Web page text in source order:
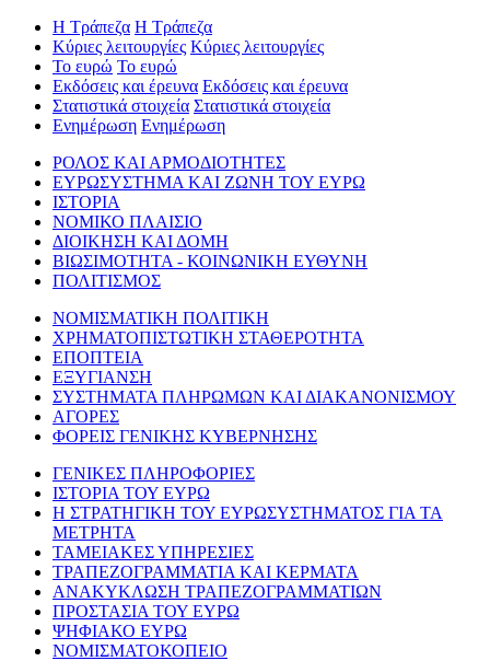
Η Τράπεζα Η Τράπεζα
Κύριες λειτουργίες Κύριες λειτουργίες
Το ευρώ Το ευρώ
Εκδόσεις και έρευνα Εκδόσεις και έρευνα
Στατιστικά στοιχεία Στατιστικά στοιχεία
Ενημέρωση Ενημέρωση
ΡΟΛΟΣ ΚΑΙ ΑΡΜΟΔΙΟΤΗΤΕΣ
ΕΥΡΩΣΥΣΤΗΜΑ ΚΑΙ ΖΩΝΗ ΤΟΥ ΕΥΡΩ
ΙΣΤΟΡΙΑ
ΝΟΜΙΚΟ ΠΛΑΙΣΙΟ
ΔΙΟΙΚΗΣΗ ΚΑΙ ΔΟΜΗ
ΒΙΩΣΙΜΟΤΗΤΑ - ΚΟΙΝΩΝΙΚΗ ΕΥΘΥΝΗ
ΠΟΛΙΤΙΣΜΟΣ
ΝΟΜΙΣΜΑΤΙΚΗ ΠΟΛΙΤΙΚΗ
ΧΡΗΜΑΤΟΠΙΣΤΩΤΙΚΗ ΣΤΑΘΕΡΟΤΗΤΑ
ΕΠΟΠΤΕΙΑ
ΕΞΥΓΙΑΝΣΗ
ΣΥΣΤΗΜΑΤΑ ΠΛΗΡΩΜΩΝ ΚΑΙ ΔΙΑΚΑΝΟΝΙΣΜΟΥ
ΑΓΟΡΕΣ
ΦΟΡΕΙΣ ΓΕΝΙΚΗΣ ΚΥΒΕΡΝΗΣΗΣ
ΓΕΝΙΚΕΣ ΠΛΗΡΟΦΟΡΙΕΣ
ΙΣΤΟΡΙΑ ΤΟΥ ΕΥΡΩ
Η ΣΤΡΑΤΗΓΙΚΗ ΤΟΥ ΕΥΡΩΣΥΣΤΗΜΑΤΟΣ ΓΙΑ ΤΑ
ΜΕΤΡΗΤΑ
ΤΑΜΕΙΑΚΕΣ ΥΠΗΡΕΣΙΕΣ
ΤΡΑΠΕΖΟΓΡΑΜΜΑΤΙΑ ΚΑΙ ΚΕΡΜΑΤΑ
ΑΝΑΚΥΚΛΩΣΗ ΤΡΑΠΕΖΟΓΡΑΜΜΑΤΙΩΝ
ΠΡΟΣΤΑΣΙΑ ΤΟΥ ΕΥΡΩ
ΨΗΦΙΑΚΟ ΕΥΡΩ
ΝΟΜΙΣΜΑΤΟΚΟΠΕΙΟ